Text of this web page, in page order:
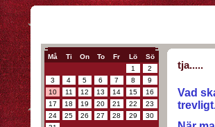
Må Ti On To Fr Lö
Sö
1
2
3
4 5 6 7 8
9
10
11 12 13 14 15
16
17
18 19 20 21 22
23
24
25 26 27 28 29
30
tja.....
Vad